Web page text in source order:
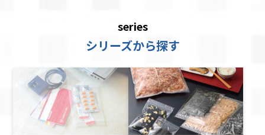
series
シリーズから探す